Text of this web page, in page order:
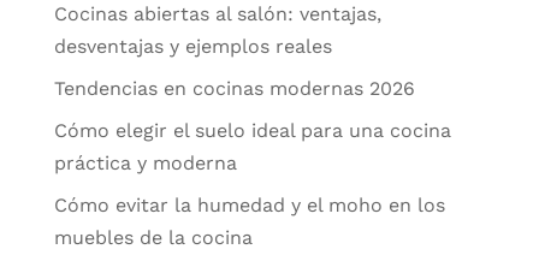
Cocinas abiertas al salón: ventajas,
desventajas y ejemplos reales
Tendencias en cocinas modernas 2026
Cómo elegir el suelo ideal para una cocina
práctica y moderna
Cómo evitar la humedad y el moho en los
muebles de la cocina